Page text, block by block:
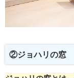
②ジョハリの窓